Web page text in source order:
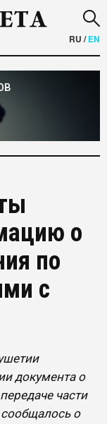
RU /EN
о
по
с
документа о
части
о